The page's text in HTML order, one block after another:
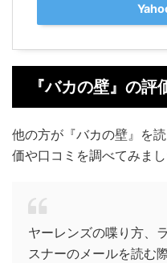
『バカの壁』の評
他の方が『バカの壁』を
価や口コミを調べてみまし
ヤーレンズの喋り方、
スナーのメールを読む